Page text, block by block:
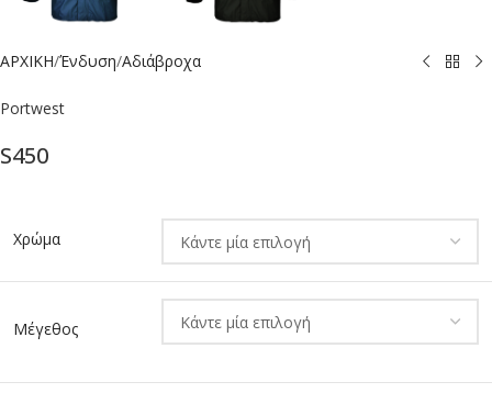
ΑΡΧΙΚΗ/Ένδυση/Αδιάβροχα
Portwest
S450
Χρώμα
Μέγεθος